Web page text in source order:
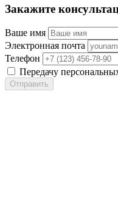
Закажите
Ваше имя
Электронная почта
Телефон
Передачу
Отправить